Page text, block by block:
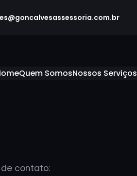
Quem SomosNossos Serviços
contato: